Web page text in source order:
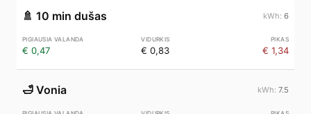
🚿 10 min dušas 6
€ 0,47 € 0,83 € 1,34
🛁 Vonia 7.5